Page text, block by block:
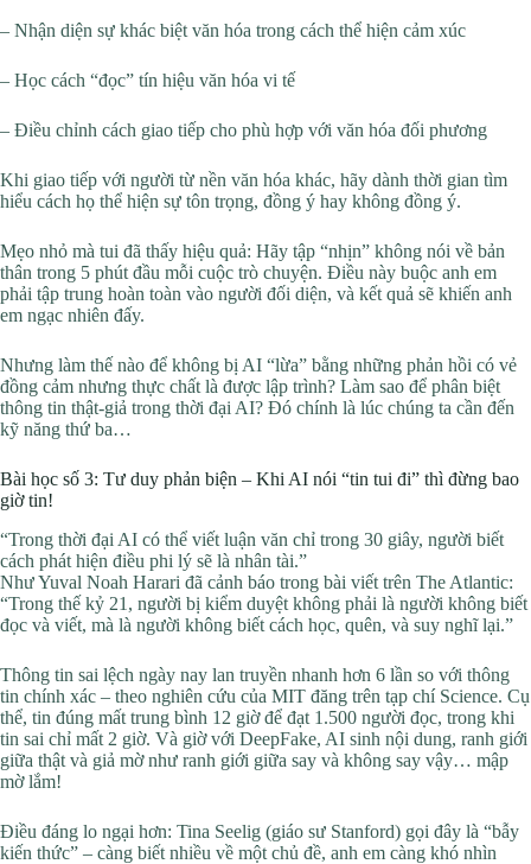
– Nhận diện sự khác biệt văn hóa trong cách thể hiện cảm xúc
– Học cách “đọc” tín hiệu văn hóa vi tế
– Điều chỉnh cách giao tiếp cho phù hợp với văn hóa đối phương
Khi giao tiếp với người từ nền văn hóa khác, hãy dành thời gian tìm
hiểu cách họ thể hiện sự tôn trọng, đồng ý hay không đồng ý.
Mẹo nhỏ mà tui đã thấy hiệu quả: Hãy tập “nhịn” không nói về bản
thân trong 5 phút đầu mỗi cuộc trò chuyện. Điều này buộc anh em
phải tập trung hoàn toàn vào người đối diện, và kết quả sẽ khiến anh
em ngạc nhiên đấy.
Nhưng làm thế nào để không bị AI “lừa” bằng những phản hồi có vẻ
đồng cảm nhưng thực chất là được lập trình? Làm sao để phân biệt
thông tin thật-giả trong thời đại AI? Đó chính là lúc chúng ta cần đến
kỹ năng thứ ba…
Bài học số 3: Tư duy phản biện – Khi AI nói “tin tui đi” thì đừng bao
giờ tin!
“Trong thời đại AI có thể viết luận văn chỉ trong 30 giây, người biết
cách phát hiện điều phi lý sẽ là nhân tài.”
Như Yuval Noah Harari đã cảnh báo trong bài viết trên The Atlantic:
“Trong thế kỷ 21, người bị kiểm duyệt không phải là người không biết
đọc và viết, mà là người không biết cách học, quên, và suy nghĩ lại.”
Thông tin sai lệch ngày nay lan truyền nhanh hơn 6 lần so với thông
tin chính xác – theo nghiên cứu của MIT đăng trên tạp chí Science. Cụ
thể, tin đúng mất trung bình 12 giờ để đạt 1.500 người đọc, trong khi
tin sai chỉ mất 2 giờ. Và giờ với DeepFake, AI sinh nội dung, ranh giới
giữa thật và giả mờ như ranh giới giữa say và không say vậy… mập
mờ lắm!
Điều đáng lo ngại hơn: Tina Seelig (giáo sư Stanford) gọi đây là “bẫy
kiến thức” – càng biết nhiều về một chủ đề, anh em càng khó nhìn